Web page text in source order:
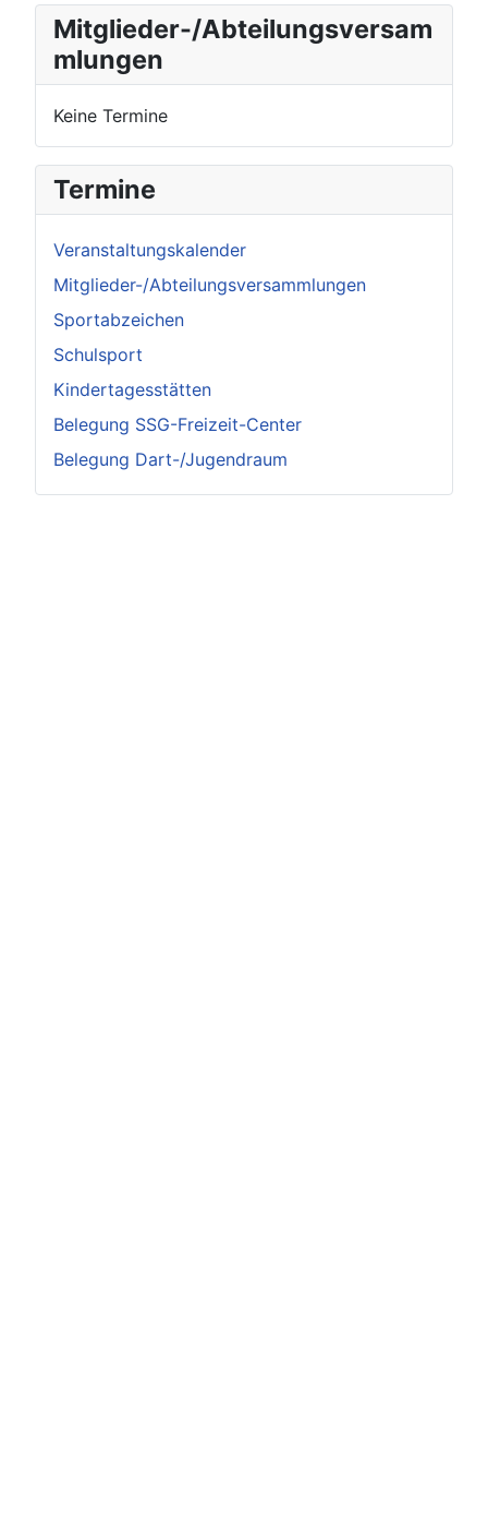
Mitglieder-/Abteilungsversam
mlungen
Keine Termine
Termine
Veranstaltungskalender
Mitglieder-/Abteilungsversammlungen
Sportabzeichen
Schulsport
Kindertagesstätten
Belegung SSG-Freizeit-Center
Belegung Dart-/Jugendraum